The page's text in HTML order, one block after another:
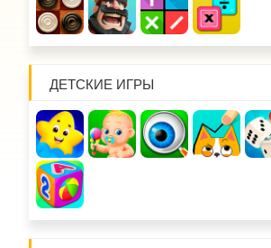
ДЕТСКИЕ ИГРЫ